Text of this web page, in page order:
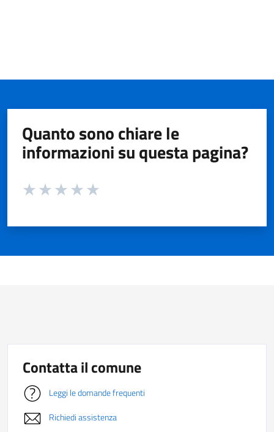
Quanto sono chiare le
informazioni su questa pagina?
Valuta da 1 a 5 stelle la pagina
Contatta il comune
Leggi le domande frequenti
Richiedi assistenza